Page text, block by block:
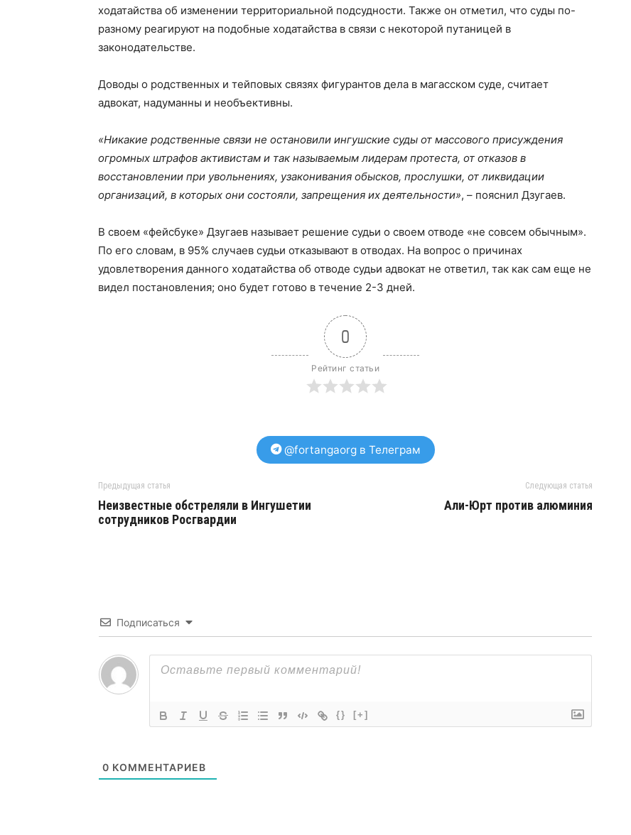
ходатайства об изменении территориальной подсудности. Также он отметил, что суды по-
разному реагируют на подобные ходатайства в связи с некоторой путаницей в
законодательстве.
Доводы о родственных и тейповых связях фигурантов дела в магасском суде, считает
адвокат, надуманны и необъективны.
«Никакие родственные связи не остановили ингушские суды от массового присуждения
огромных штрафов активистам и так называемым лидерам протеста, от отказов в
восстановлении при увольнениях, узаконивания обысков, прослушки, от ликвидации
организаций, в которых они состояли, запрещения их деятельности», – пояснил Дзугаев.
В своем «фейсбуке» Дзугаев называет решение судьи о своем отводе «не совсем обычным».
По его словам, в 95% случаев судьи отказывают в отводах. На вопрос о причинах
удовлетворения данного ходатайства об отводе судьи адвокат не ответил, так как сам еще не
видел постановления; оно будет готово в течение 2-3 дней.
0
Рейтинг статьи
@fortangaorg в Телеграм
Предыдущая статья
Неизвестные обстреляли в Ингушетии
сотрудников Росгвардии
Следующая статья
Али-Юрт против алюминия
Подписаться
{} [+]
0 КОММЕНТАРИЕВ